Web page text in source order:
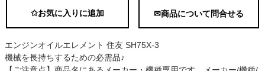
✩お気に入りに追加 ✉商品について問合せる
エンジンオイルエレメント 住友 SH75X-3
機械を長持ちするための必需品♪